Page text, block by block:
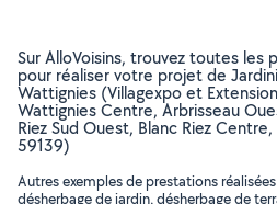
Sur AlloVoisins, trouvez toutes les
pour réaliser votre projet de
Wattignies (Villagexpo et
Wattignies Centre, Arbrisseau
Riez Sud Ouest, Blanc Riez
59139)
Autres exemples de prestations
désherbage de jardin, désherbage de